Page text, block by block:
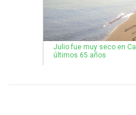
Julio fue muy seco en
últimos 65 años